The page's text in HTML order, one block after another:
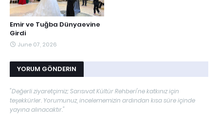
Emir ve Tuğba Dünyaevine
Girdi
June 07, 2026
YORUM GÖNDERIN
"Değerli ziyaretçimiz; Sarısıvat Kültür Rehberi'ne katkınız için
teşekkürler. Yorumunuz, incelememizin ardından kısa süre içinde
yayına alınacaktır."